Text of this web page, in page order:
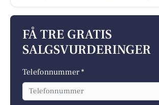
FÅ TRE GRATIS
SALGSVURDERINGER
Telefonnummer *